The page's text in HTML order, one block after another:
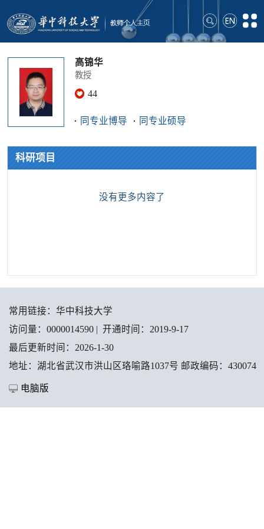
高锦华
教授
44
同专业博导 同专业硕导
科研项目
没有更多内容了
常用链接： 华中科技大学
访问量： 0000014590| 开通时间： 2019-9-17
最后更新时间： 2026-1-30
地址：湖北省武汉市洪山区珞喻路1037号 邮政编码：430074
电脑版